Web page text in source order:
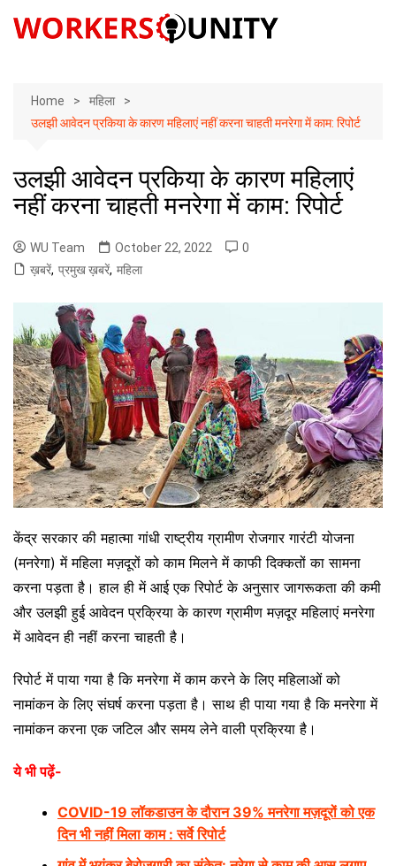
Home
महिला
उलझी आवेदन प्रकिया के कारण महिलाएं नहीं करना चाहती मनरेगा में काम: रिपोर्ट
उलझी आवेदन प्रकिया के कारण महिलाएं
नहीं करना चाहती मनरेगा में काम: रिपोर्ट
WU Team October 22, 2022
0
ख़बरें, प्रमुख ख़बरें, महिला
केंद्र सरकार की महात्मा गांधी राष्ट्रीय ग्रामीण रोजगार गारंटी योजना
(मनरेगा) में महिला मज़दूरों को काम मिलने में काफी दिक्कतों का सामना
करना पड़ता है। हाल ही में आई एक रिपोर्ट के अनुसार जागरूकता की कमी
और उलझी हुई आवेदन प्रक्रिया के कारण ग्रामीण मज़दूर महिलाएं मनरेगा
में आवेदन ही नहीं करना चाहती है।
रिपोर्ट में पाया गया है कि मनरेगा में काम करने के लिए महिलाओं को
नामांकन के लिए संघर्ष करना पड़ता है। साथ ही पाया गया है कि मनरेगा में
नामांकन करना एक जटिल और समय लेने वाली प्रक्रिया है।
ये भी पढ़ें-
COVID-19 लॉकडाउन के दौरान 39% मनरेगा मज़दूरों को एक
दिन भी नहीं मिला काम : सर्वे रिपोर्ट